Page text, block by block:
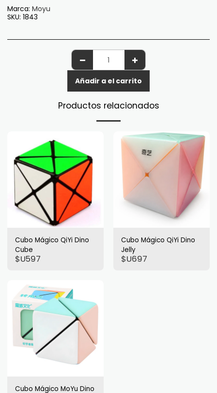
Marca: Moyu
SKU: 1843
Añadir a el carrito
Productos relacionados
Cubo Mágico QiYi Dino
Cube
$U597
Cubo Mágico QiYi Dino
Jelly
$U697
Cubo Mágico MoYu Dino